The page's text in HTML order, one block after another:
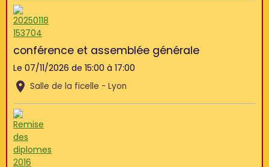
conférence et assemblée générale
Le 07/11/2026 de 15:00 à 17:00
Salle de la ficelle - Lyon